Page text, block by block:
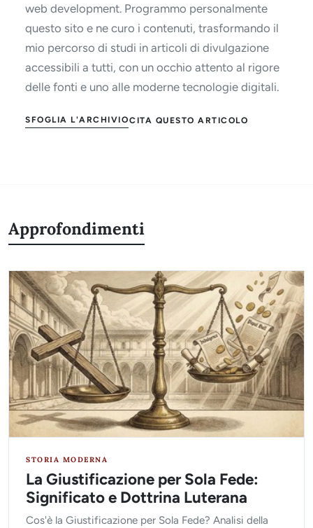
web development. Programmo personalmente
questo sito e ne curo i contenuti, trasformando il
mio percorso di studi in articoli di divulgazione
accessibili a tutti, con un occhio attento al rigore
delle fonti e uno alle moderne tecnologie digitali.
SFOGLIA L'ARCHIVIOCITA QUESTO ARTICOLO
Approfondimenti
STORIA MODERNA
La Giustificazione per Sola Fede:
Significato e Dottrina Luterana
Cos'è la Giustificazione per Sola Fede? Analisi della